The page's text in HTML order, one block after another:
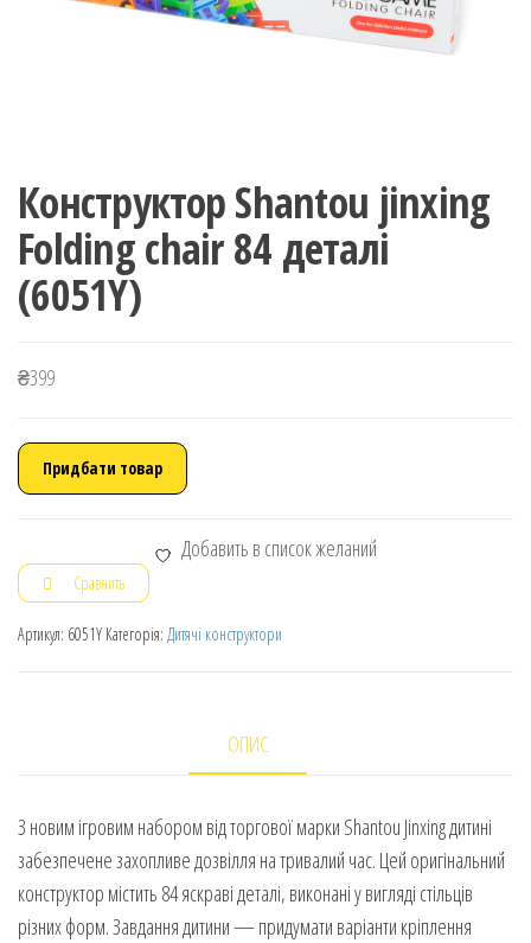
Конструктор Shantou jinxing
Folding chair 84 деталі
(6051Y)
₴399
Придбати товар
Добавить в список желаний
Сравнить
Артикул: 6051Y Категорія: Дитячі конструктори
ОПИС
З новим ігровим набором від торгової марки Shantou Jinxing дитині
забезпечене захопливе дозвілля на тривалий час. Цей оригінальний
конструктор містить 84 яскраві деталі, виконані у вигляді стільців
різних форм. Завдання дитини — придумати варіанти кріплення